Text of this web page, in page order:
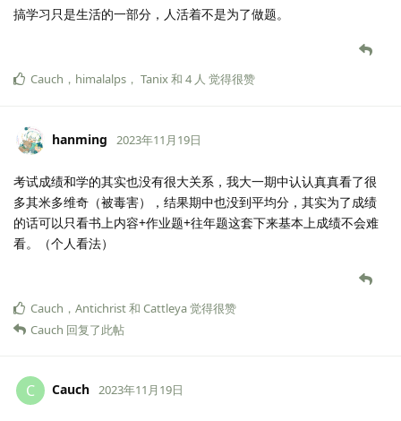
搞学习只是生活的一部分，人活着不是为了做题。
Cauch ， himalalps ， Tanix和 4 人 觉得很赞
hanming 2023年11月19日
考试成绩和学的其实也没有很大关系，我大一期中认认真真看了很
多其米多维奇（被毒害），结果期中也没到平均分，其实为了成绩
的话可以只看书上内容+作业题+往年题这套下来基本上成绩不会难
看。（个人看法）
Cauch ， Antichrist和 Cattleya觉得很赞
Cauch 回复了此帖
C Cauch 2023年11月19日